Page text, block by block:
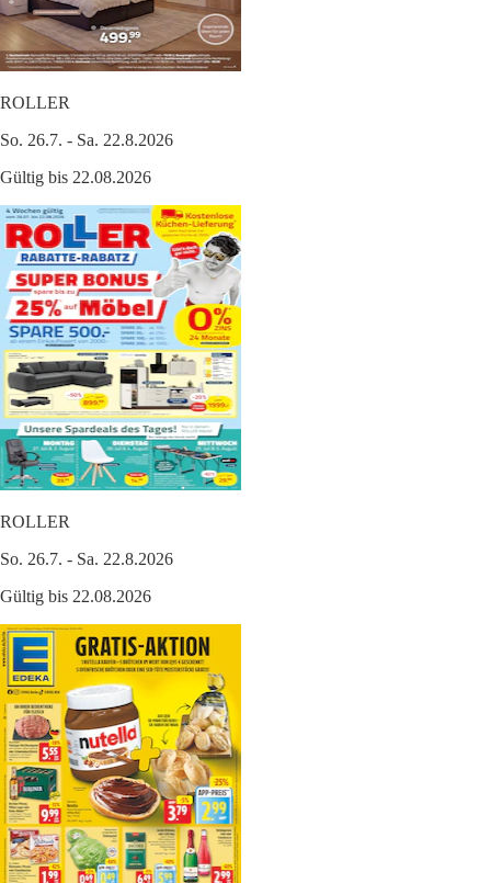
ROLLER
So. 26.7. - Sa. 22.8.2026
Gültig bis 22.08.2026
ROLLER
So. 26.7. - Sa. 22.8.2026
Gültig bis 22.08.2026